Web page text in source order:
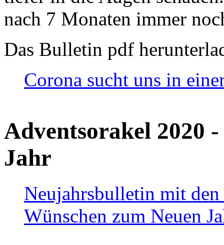
nach 7 Monaten immer
Das Bulletin pdf
Corona sucht uns in
Adventsorakel 2020
Jahr
Neujahrsbulletin mit den
Wünschen zum Neuen